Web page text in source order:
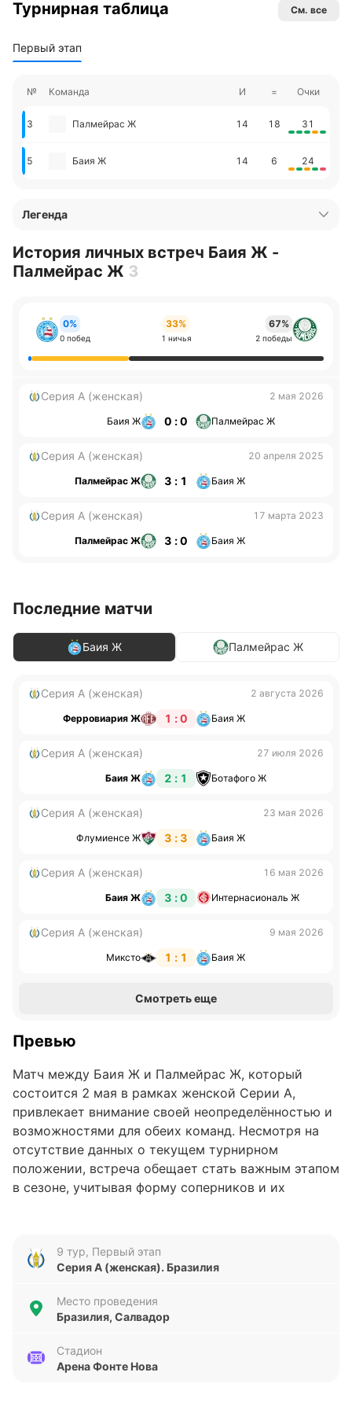
Турнирная таблица См. все
Первый этап
№ Команда И = Очки
3 Палмейрас Ж 14 18 31
5 Баия Ж 14 6 24
Легенда
История личных встреч Баия Ж -
Палмейрас Ж 3
0%
0 побед
33%
1 ничья
67%
2 победы
Серия А (женская) 2 мая 2026
Баия Ж 0 : 0 Палмейрас Ж
Серия А (женская) 20 апреля 2025
Палмейрас Ж 3 : 1 Баия Ж
Серия А (женская) 17 марта 2023
Палмейрас Ж 3 : 0 Баия Ж
Последние матчи
Баия Ж Палмейрас Ж
Серия А (женская) 2 августа 2026
Ферровиария Ж 1 : 0 Баия Ж
Серия А (женская) 27 июля 2026
Баия Ж 2 : 1 Ботафого Ж
Серия А (женская) 23 мая 2026
Флумиенсе Ж 3 : 3 Баия Ж
Серия А (женская) 16 мая 2026
Баия Ж 3 : 0 Интернасиональ Ж
Серия А (женская) 9 мая 2026
Миксто 1 : 1 Баия Ж
Смотреть еще
Превью
Матч между Баия Ж и Палмейрас Ж, который
состоится 2 мая в рамках женской Серии А,
привлекает внимание своей неопределённостью и
возможностями для обеих команд. Несмотря на
отсутствие данных о текущем турнирном
положении, встреча обещает стать важным этапом
в сезоне, учитывая форму соперников и их
для обеих команд, желающих продемонстрировать
свои возможности.
Анализ формы команд
разнонаправленной серией результатов: три
победы подряд сменились двумя поражениями. За
9 тур, Первый этап
Серия А (женская). Бразилия
Место проведения
Бразилия, Салвадор
Стадион
Арена Фонте Нова